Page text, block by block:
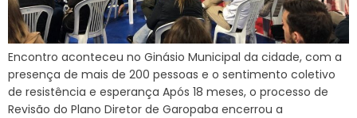
Encontro aconteceu no Ginásio Municipal da cidade, com a
presença de mais de 200 pessoas e o sentimento coletivo
de resistência e esperança Após 18 meses, o processo de
Revisão do Plano Diretor de Garopaba encerrou a